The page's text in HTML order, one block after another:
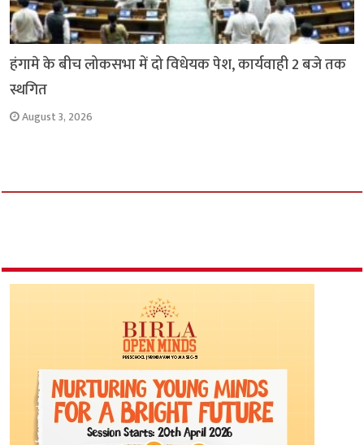
हंगामे के बीच लोकसभा में दो विधेयक पेश, कार्यवाही 2 बजे तक
स्थगित
August 3, 2026